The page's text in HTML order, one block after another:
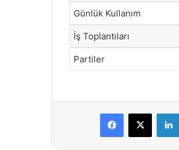
Günlük Kullanım
İş Toplantıları
Partiler
Facebook
X